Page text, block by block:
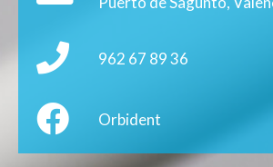
962 67 89 36
Orbident